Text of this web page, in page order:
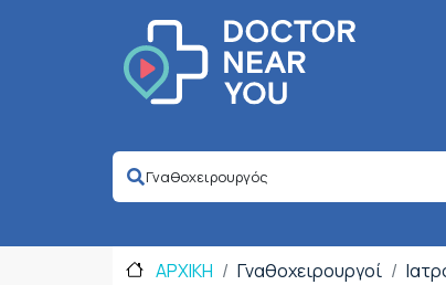
ΑΡΧΙΚΗ Γναθοχειρουργοί